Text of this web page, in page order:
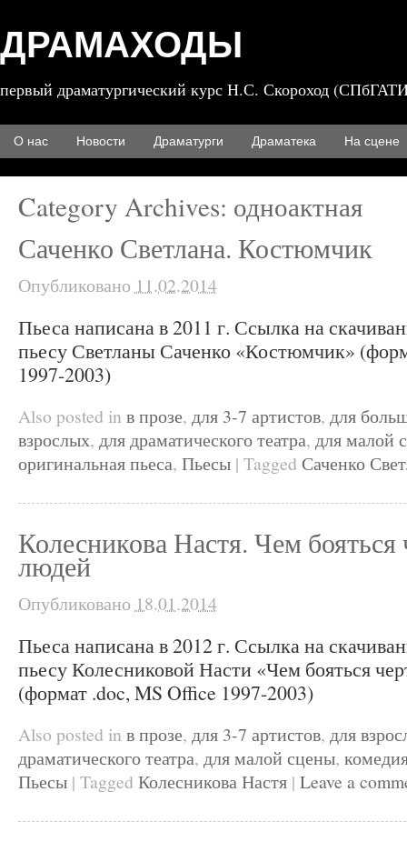
ДРАМАХОДЫ
первый драматургический курс Н.С. Скороход
О нас Новости Драматурги Драматека На сцене
Category Archives: одноактная
Саченко Светлана. Костюмчик
Опубликовано 11.02.2014
Пьеса написана в 2011 г. Ссылка на
пьесу Светланы Саченко «Костюмчик»
1997-2003)
Also posted in в прозе, для 3-7 артистов, для
взрослых, для драматического театра, для малой
оригинальная пьеса, Пьесы | Tagged Саченко
Колесникова Настя. Чем бояться
людей
Опубликовано 18.01.2014
Пьеса написана в 2012 г. Ссылка на
пьесу Колесниковой Насти «Чем бояться
(формат .doc, MS Office 1997-2003)
Also posted in в прозе, для 3-7 артистов, для
драматического театра, для малой сцены,
Пьесы | Tagged Колесникова Настя | Leave a